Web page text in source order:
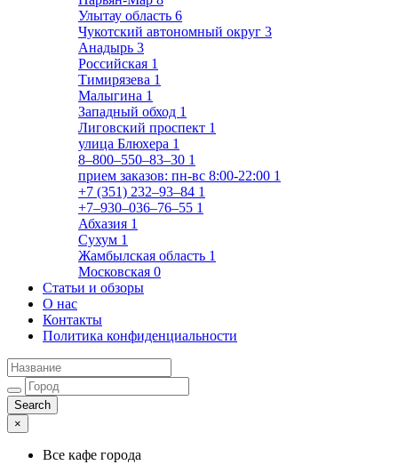
Улытау область 6
Чукотский автономный округ 3
Анадырь 3
Российская 1
Тимирязева 1
Малыгина 1
Западный обход 1
Лиговский проспект 1
улица Блюхера 1
8‒800‒550‒83‒30 1
прием заказов: пн-вс 8:00-22:00 1
+7 (351) 232‒93‒84 1
+7‒930‒036‒76‒55 1
Абхазия 1
Сухум 1
Жамбылская область 1
Московская 0
Статьи и обзоры
О нас
Контакты
Политика конфиденциальности
×
Все кафе города